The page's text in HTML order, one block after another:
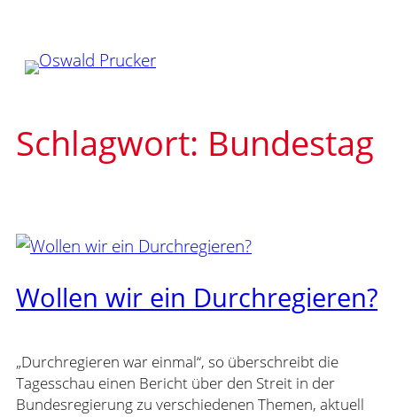
springen
Schlagwort: Bundestag
Wollen wir ein Durchregieren?
„Durchregieren war einmal“, so überschreibt die
Tagesschau einen Bericht über den Streit in der
Bundesregierung zu verschiedenen Themen, aktuell